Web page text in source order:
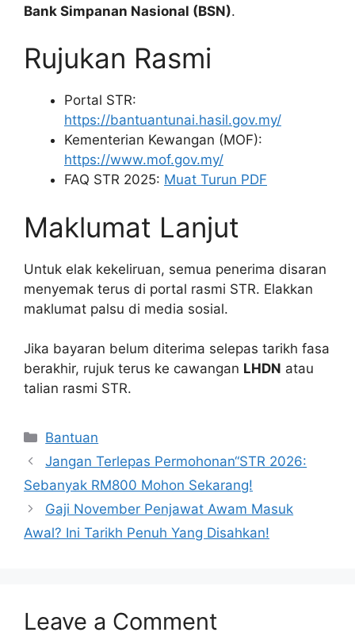
Bank Simpanan Nasional (BSN).
Rujukan Rasmi
Portal STR:
https://bantuantunai.hasil.gov.my/
Kementerian Kewangan (MOF):
https://www.mof.gov.my/
FAQ STR 2025: Muat Turun PDF
Maklumat Lanjut
Untuk elak kekeliruan, semua penerima disaran
menyemak terus di portal rasmi STR. Elakkan
maklumat palsu di media sosial.
Jika bayaran belum diterima selepas tarikh fasa
berakhir, rujuk terus ke cawangan LHDN atau
talian rasmi STR.
Categories
Bantuan
Jangan Terlepas Permohonan“STR 2026:
Sebanyak RM800 Mohon Sekarang!
Gaji November Penjawat Awam Masuk
Awal? Ini Tarikh Penuh Yang Disahkan!
Leave a Comment